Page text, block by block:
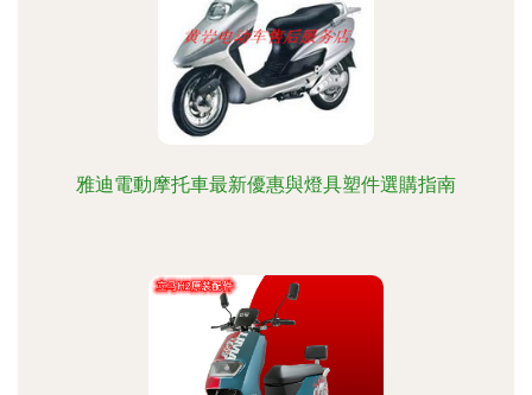
雅迪電動摩托車最新優惠與燈具塑件選購指南